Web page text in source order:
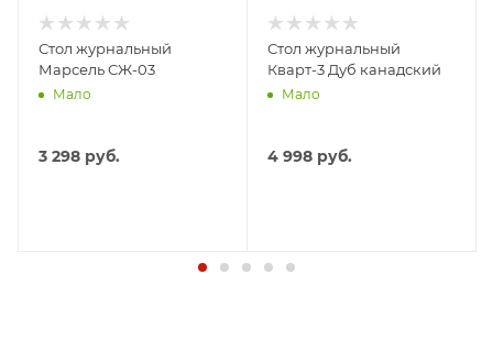
Стол журнальный
Марсель СЖ-03
Мало
3 298 руб.
Стол журнальный
Кварт-3 Дуб канадский
Мало
4 998 руб.